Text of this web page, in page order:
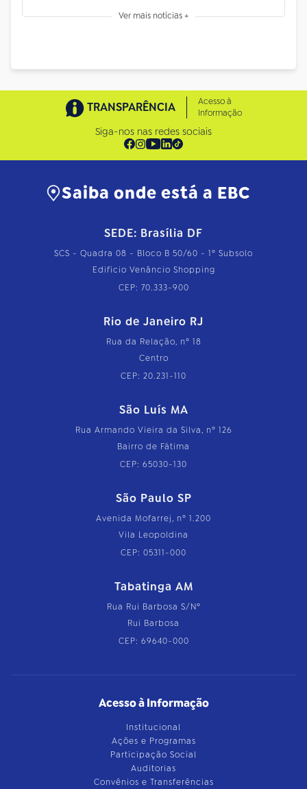
Ver mais notícias +
TRANSPARÊNCIA
Acesso à
Informação
Siga-nos nas redes sociais
Saiba onde está a EBC
SEDE: Brasília DF
SCS - Quadra 08 - Bloco B 50/60 - 1º Subsolo
Edifício Venâncio Shopping
CEP: 70.333-900
Rio de Janeiro RJ
Rua da Relação, nº 18
Centro
CEP: 20.231-110
São Luís MA
Rua Armando Vieira da Silva, nº 126
Bairro de Fátima
CEP: 65030-130
São Paulo SP
Avenida Mofarrej, nº 1.200
Vila Leopoldina
CEP: 05311-000
Tabatinga AM
Rua Rui Barbosa S/Nº
Rui Barbosa
CEP: 69640-000
Acesso à Informação
Institucional
Ações e Programas
Participação Social
Auditorias
Convênios e Transferências